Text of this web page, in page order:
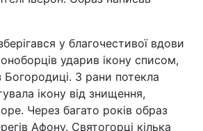
у благочестивої вдови
ударив ікону списом,
Богородиці. З рани потекла
ікону від знищення,
Через багато років образ
Афону. Святогорці кілька